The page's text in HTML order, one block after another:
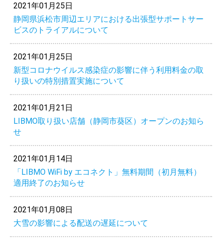
2021年01月25日
静岡県浜松市周辺エリアにおける出張型サポートサー
ビスのトライアルについて
2021年01月25日
新型コロナウイルス感染症の影響に伴う利用料金の取
り扱いの特別措置実施について
2021年01月21日
LIBMO取り扱い店舗（静岡市葵区）オープンのお知ら
せ
2021年01月14日
「LIBMO WiFi by エコネクト」無料期間（初月無料）
適用終了のお知らせ
2021年01月08日
大雪の影響による配送の遅延について